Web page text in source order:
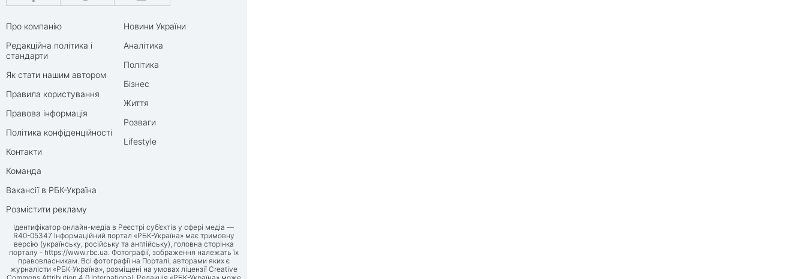
Про компанію
Редакційна політика і
стандарти
Як стати нашим автором
Правила користування
Правова інформація
Політика конфіденційності
Контакти
Команда
Вакансії в РБК-Україна
Розмістити рекламу
Новини України
Аналітика
Політика
Бізнес
Життя
Розваги
Lifestyle
Ідентифікатор онлайн-медіа в Реєстрі суб’єктів у сфері медіа —
R40-05347 Інформаційний портал «РБК-Україна» має тримовну
версію (українську, російську та англійську), головна сторінка
порталу - https://www.rbc.ua. Фотографії, зображення належать їх
правовласникам. Всі фотографії на Порталі, авторами яких є
журналісти «РБК-Україна», розміщені на умовах ліцензії Creative